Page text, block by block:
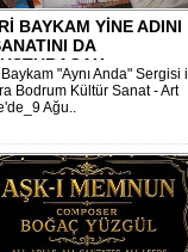
BAYKAM YİNE ADINI
DA
"Aynı Anda" Sergisi
Bodrum Kültür Sanat - Art
Ağu..